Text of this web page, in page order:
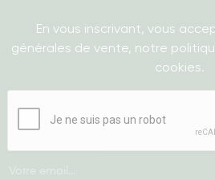
En vous inscrivant, vous
générales de vente, notre
cookies.